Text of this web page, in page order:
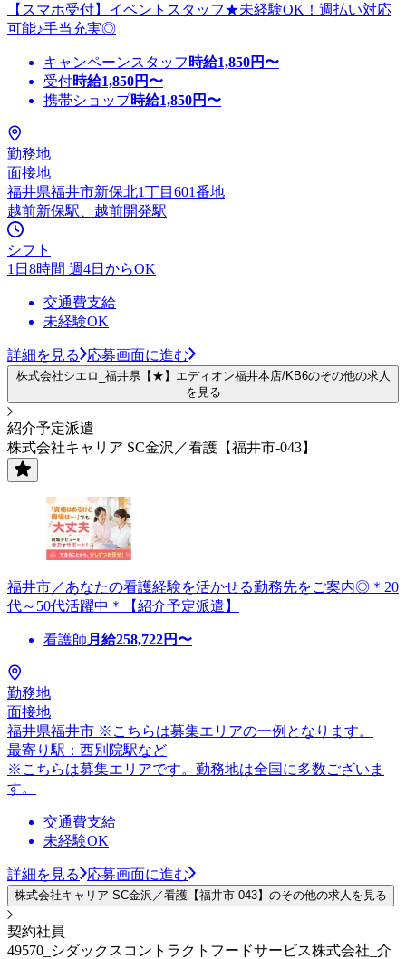
【スマホ受付】イベントスタッフ★未経験OK！週払い対応
可能♪手当充実◎
キャンペーンスタッフ 時給1,850円〜
受付時給1,850円〜
携帯ショップ時給1,850円〜
勤務地
面接地
福井県福井市新保北1丁目601番地
越前新保駅、越前開発駅
シフト
1日8時間 週4日からOK
交通費支給
未経験OK
詳細を見る 応募画面に進む
株式会社シエロ_福井県【★】エディオン福井本店/KB6のその他の求人
を見る
紹介予定派遣
株式会社キャリア SC金沢／看護【福井市-043】
福井市／あなたの看護経験を活かせる勤務先をご案内◎＊20
代～50代活躍中＊【紹介予定派遣】
看護師 月給258,722円〜
勤務地
面接地
福井県福井市 ※こちらは募集エリアの一例となります。
最寄り駅：西別院駅など
※こちらは募集エリアです。勤務地は全国に多数ございま
す。
交通費支給
未経験OK
詳細を見る 応募画面に進む
株式会社キャリア SC金沢／看護【福井市-043】のその他の求人を見る
契約社員
49570_シダックスコントラクトフードサービス株式会社_介